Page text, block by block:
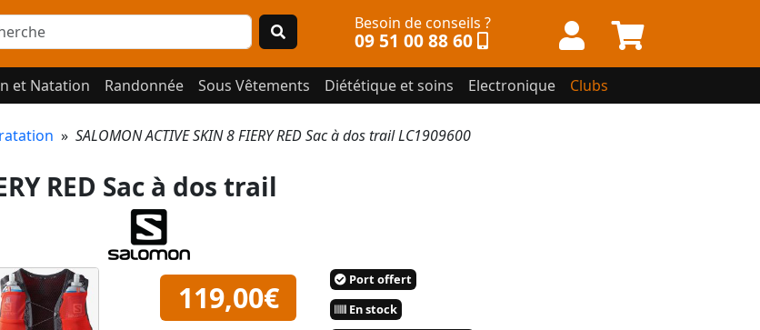
Besoin de conseils ?
09 51 00 88 60
et Natation Randonnée Sous Vêtements Diététique et soins Electronique Clubs
» SALOMON ACTIVE SKIN 8 FIERY RED Sac à dos trail LC1909600
RED Sac à dos trail
119,00€
Port offert
En stock